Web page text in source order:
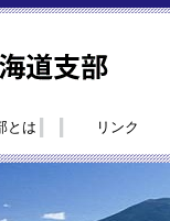
とは リンク